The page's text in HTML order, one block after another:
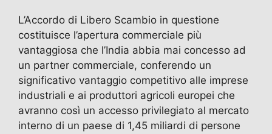
L’Accordo di Libero Scambio in questione
costituisce l’apertura commerciale più
vantaggiosa che l’India abbia mai concesso ad
un partner commerciale, conferendo un
significativo vantaggio competitivo alle imprese
industriali e ai produttori agricoli europei che
avranno così un accesso privilegiato al mercato
interno di un paese di 1,45 miliardi di persone